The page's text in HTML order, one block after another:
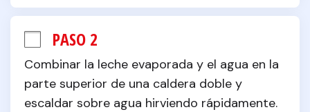
PASO 2
Combinar la leche evaporada y el agua en la
parte superior de una caldera doble y
escaldar sobre agua hirviendo rápidamente.